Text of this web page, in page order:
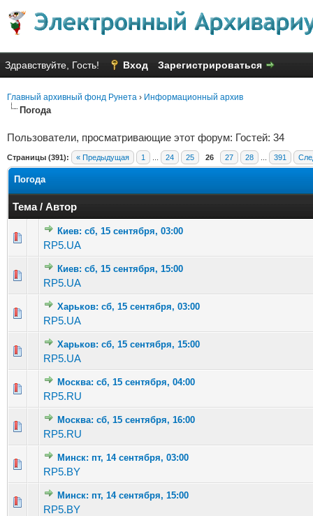
Здравствуйте, Гость! Вход Зарегистрироваться
Главный архивный фонд Рунета › Информационный архив
Погода
Пользователи, просматривающие этот форум: Гостей: 34
Страницы (391): « Предыдущая 1 24 25 26 27 28 391
Погода
Тема/ Автор
Киев: сб, 15 сентября, 03:00
RP5.UA
Голосов: 7 - Средняя оценка: 2.57 из 5
1 234 5
Киев: сб, 15 сентября, 15:00
RP5.UA
Голосов: 6 - Средняя оценка: 3.5 из 5
1 234 5
Харьков: сб, 15 сентября, 03:00
RP5.UA
Голосов: 1 - Средняя оценка: 1 из 5
1234 5
Харьков: сб, 15 сентября, 15:00
RP5.UA
Голосов: 2 - Средняя оценка: 1.5 из 5
1234 5
Москва: сб, 15 сентября, 04:00
RP5.RU
Голосов: 2 - Средняя оценка: 1.5 из 5
123 45
Москва: сб, 15 сентября, 16:00
RP5.RU
Голосов: 2 - Средняя оценка: 2 из 5
123 45
Минск: пт, 14 сентября, 03:00
RP5.BY
Голосов: 1 - Средняя оценка: 1 из 5
1 2 345
Минск: пт, 14 сентября, 15:00
RP5.BY
Голосов: 3 - Средняя оценка: 3.33 из 5
1 2 345